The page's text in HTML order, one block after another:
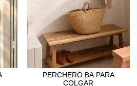
PERCHERO BA PARA
COLGAR